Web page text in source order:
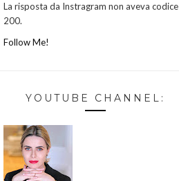
La risposta da Instragram non aveva codice
200.
Follow Me!
YOUTUBE CHANNEL: